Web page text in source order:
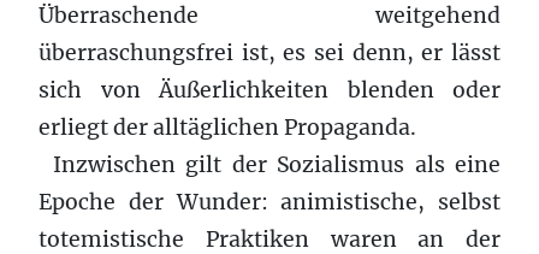
Überraschende weitgehend
überraschungsfrei ist, es sei denn, er lässt
sich von Äußerlichkeiten blenden oder
erliegt der alltäglichen Propaganda.
Inzwischen gilt der Sozialismus als eine
Epoche der Wunder: animistische, selbst
totemistische Praktiken waren an der